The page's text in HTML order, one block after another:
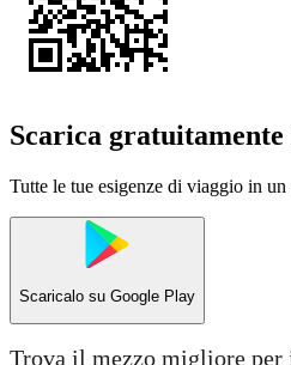
Scarica
Tutte le tue esigenze di viaggio in
Scaricalo su Google Play
Trova il mezzo migliore